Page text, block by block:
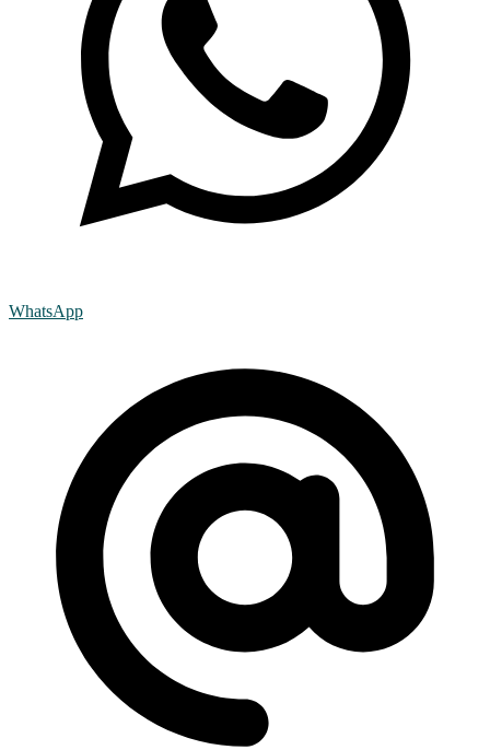
WhatsApp